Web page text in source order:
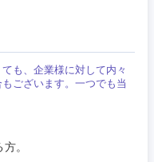
も、企業様に対して内々
ございます。一つでも当
。